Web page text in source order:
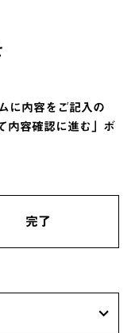
に内容をご記入の
内容確認に進む」ボ
完了